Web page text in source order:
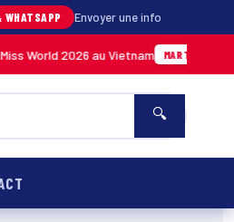
WHATSAPP Envoyer une info
2026 au Vietnam MARTINIQUE 05/08 ·
🔍